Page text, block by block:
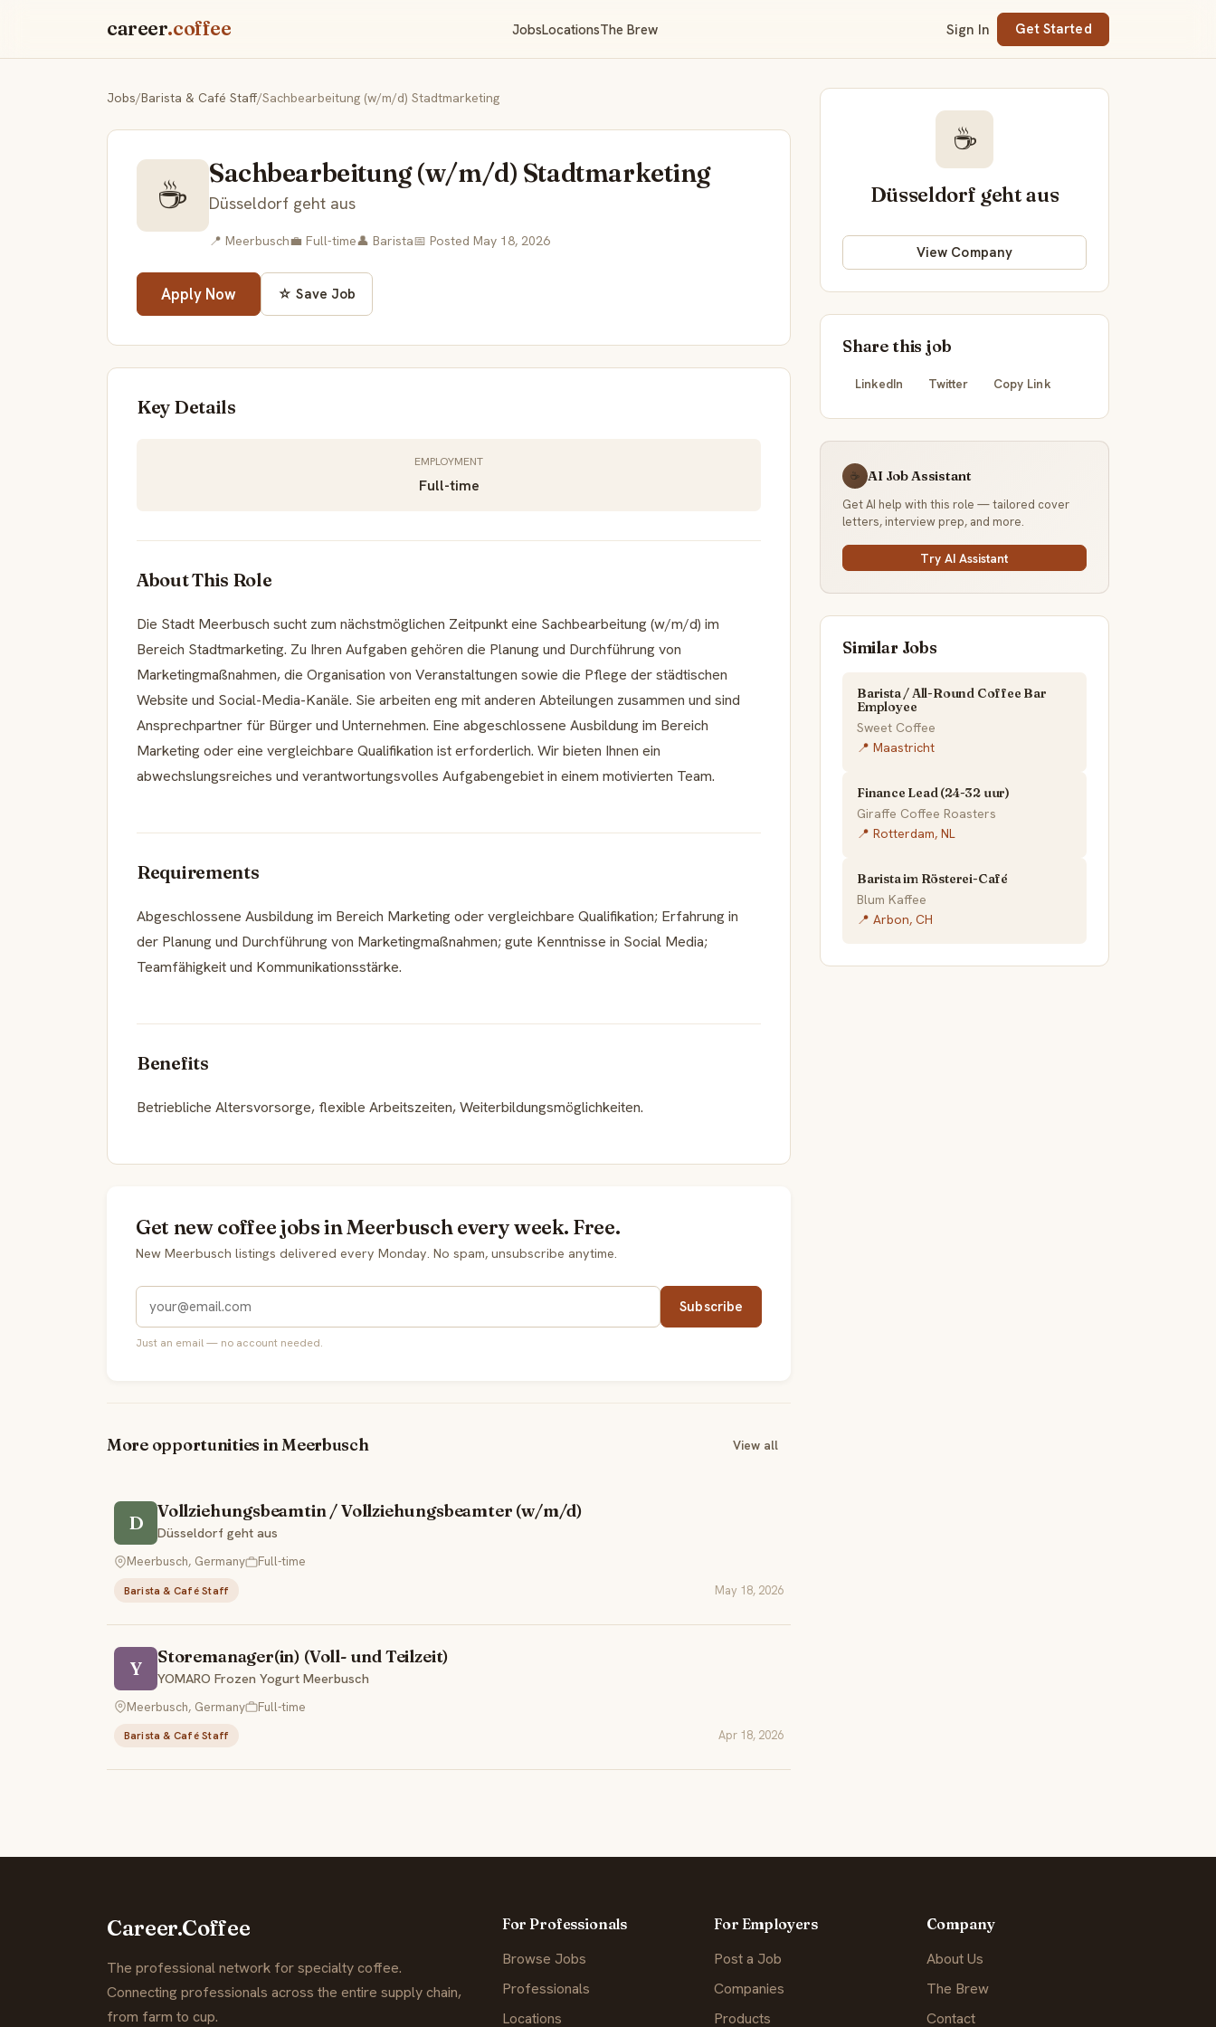
career.coffee JobsLocationsThe Brew Sign In Get Started
Jobs/Barista & Café Staff/Sachbearbeitung (w/m/d) Stadtmarketing
☕ Sachbearbeitung (w/m/d) Stadtmarketing
Düsseldorf geht aus
📍 Meerbusch💼 Full-time👤 Barista📅 Posted May 18, 2026
Apply Now ☆ Save Job
Key Details
EMPLOYMENT
Full-time
About This Role
Die Stadt Meerbusch sucht zum nächstmöglichen Zeitpunkt eine Sachbearbeitung (w/m/d) im
Bereich Stadtmarketing. Zu Ihren Aufgaben gehören die Planung und Durchführung von
Marketingmaßnahmen, die Organisation von Veranstaltungen sowie die Pflege der städtischen
Website und Social-Media-Kanäle. Sie arbeiten eng mit anderen Abteilungen zusammen und sind
Ansprechpartner für Bürger und Unternehmen. Eine abgeschlossene Ausbildung im Bereich
Marketing oder eine vergleichbare Qualifikation ist erforderlich. Wir bieten Ihnen ein
abwechslungsreiches und verantwortungsvolles Aufgabengebiet in einem motivierten Team.
Requirements
Abgeschlossene Ausbildung im Bereich Marketing oder vergleichbare Qualifikation; Erfahrung in
der Planung und Durchführung von Marketingmaßnahmen; gute Kenntnisse in Social Media;
Teamfähigkeit und Kommunikationsstärke.
Benefits
Betriebliche Altersvorsorge, flexible Arbeitszeiten, Weiterbildungsmöglichkeiten.
Get new coffee jobs in Meerbusch every week. Free.
New Meerbusch listings delivered every Monday. No spam, unsubscribe anytime.
Subscribe
Just an email — no account needed.
More opportunities in Meerbusch View all
D
Vollziehungsbeamtin / Vollziehungsbeamter (w/m/d)
Düsseldorf geht aus
Meerbusch, Germany
Full-time
Barista & Café Staff May 18, 2026
Y
Storemanager(in) (Voll- und Teilzeit)
YOMARO Frozen Yogurt Meerbusch
Meerbusch, Germany
Full-time
Barista & Café Staff Apr 18, 2026
☕
Düsseldorf geht aus
View Company
Share this job
LinkedIn Twitter Copy Link
☕ AI Job Assistant
Get AI help with this role — tailored cover
letters, interview prep, and more.
Try AI Assistant
Similar Jobs
Barista / All-Round Coffee Bar
Employee
Sweet Coffee
📍 Maastricht
Finance Lead (24-32 uur)
Giraffe Coffee Roasters
📍 Rotterdam, NL
Barista im Rösterei-Café
Blum Kaffee
📍 Arbon, CH
Career.Coffee
The professional network for specialty coffee.
Connecting professionals across the entire supply chain,
from farm to cup.
For Professionals
Browse Jobs
Professionals
Locations
For Employers
Post a Job
Companies
Products
Company
About Us
The Brew
Contact